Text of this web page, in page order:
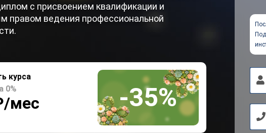
с присвоением квалификации и
правом ведения профессиональной
курса
0%
мес -35%